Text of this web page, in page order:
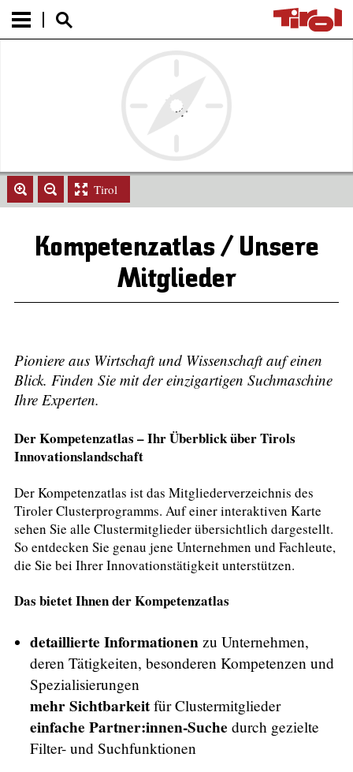
Tirol
Kompetenzatlas / Unsere
Mitglieder
Pioniere aus Wirtschaft und Wissenschaft auf einen
Blick. Finden Sie mit der einzigartigen Suchmaschine
Ihre Experten.
Der Kompetenzatlas – Ihr Überblick über Tirols
Innovationslandschaft
Der Kompetenzatlas ist das Mitgliederverzeichnis des
Tiroler Clusterprogramms. Auf einer interaktiven Karte
sehen Sie alle Clustermitglieder übersichtlich dargestellt.
So entdecken Sie genau jene Unternehmen und Fachleute,
die Sie bei Ihrer Innovationstätigkeit unterstützen.
Das bietet Ihnen der Kompetenzatlas
detaillierte Informationen zu Unternehmen,
deren Tätigkeiten, besonderen Kompetenzen und
Spezialisierungen
mehr Sichtbarkeit für Clustermitglieder
einfache Partner:innen-Suche durch gezielte
Filter- und Suchfunktionen